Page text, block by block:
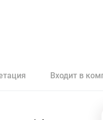
Входит в